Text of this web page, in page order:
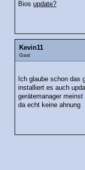
Biosupdate?
Kevin11
Gast
Ich glaube schon das
installiert es auch
gerätemanager
da echt keine ahnung